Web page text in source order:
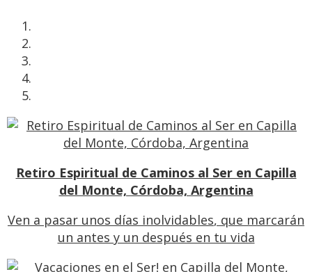
Retiro Espiritual de Caminos al Ser en Capilla
del Monte, Córdoba, Argentina
Ven a pasar unos días inolvidables, que marcarán
un antes y un después en tu vida